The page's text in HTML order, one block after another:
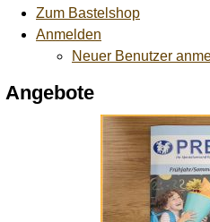
Zum Bastelshop
Anmelden
Neuer Benutzer
Angebote